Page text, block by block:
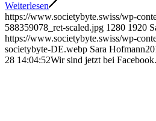
Weiterlesen
https://www.societybyte.swiss/wp-
588359078_ret-scaled.jpg 1280 1920
https://www.societybyte.swiss/wp-
societybyte-DE.webp Sara Hofmann
28 14:04:52Wir sind jetzt bei